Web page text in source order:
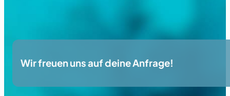
Wir freuen uns auf deine Anfrage!